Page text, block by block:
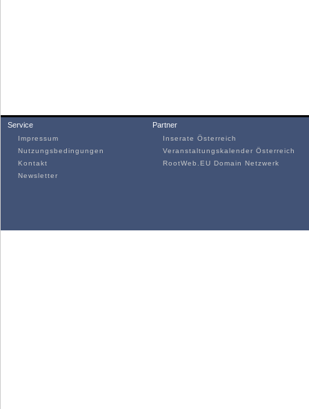
Service
Impressum
Nutzungsbedingungen
Kontakt
Newsletter
Partner
Inserate Österreich
Veranstaltungskalender Österreich
RootWeb.EU Domain Netzwerk